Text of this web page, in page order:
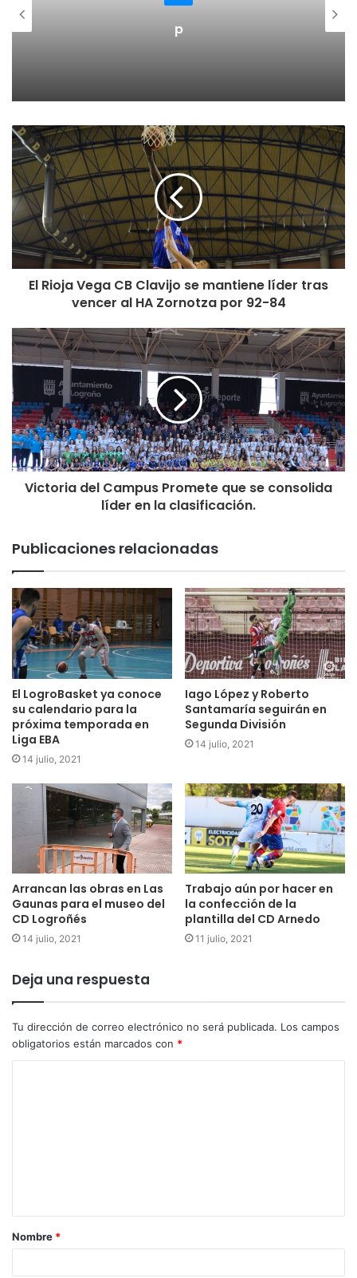
El Rioja Vega CB Clavijo se mantiene líder tras
vencer al HA Zornotza por 92-84
Victoria del Campus Promete que se consolida
líder en la clasificación.
Publicaciones relacionadas
El LogroBasket ya conoce
su calendario para la
próxima temporada en
Liga EBA
14 julio, 2021
Iago López y Roberto
Santamaría seguirán en
Segunda División
14 julio, 2021
Arrancan las obras en Las
Gaunas para el museo del
CD Logroñés
14 julio, 2021
Trabajo aún por hacer en
la confección de la
plantilla del CD Arnedo
11 julio, 2021
Deja una respuesta
Tu dirección de correo electrónico no será publicada. Los campos
obligatorios están marcados con *
Nombre *